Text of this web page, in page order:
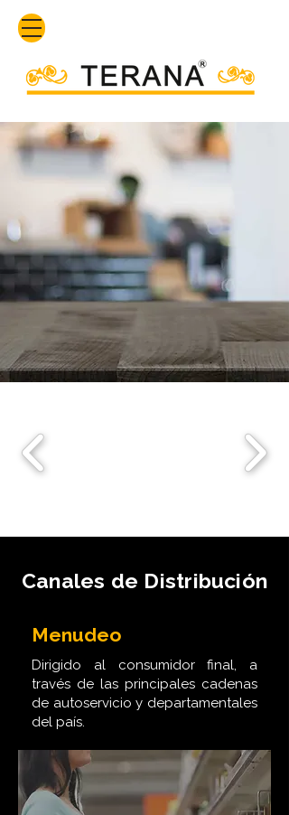
Canales de Distribución
Menudeo
Dirigido al consumidor final, a
través de las principales cadenas
de autoservicio y departamentales
del país.